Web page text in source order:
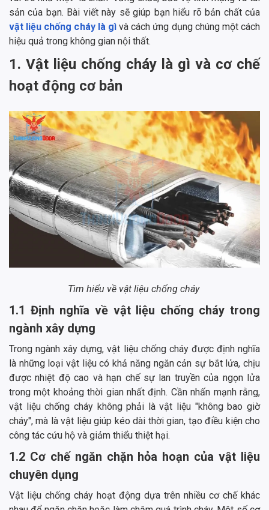
sản của bạn. Bài viết này sẽ giúp bạn hiểu rõ bản chất của
vật liệu chống cháy là gìvà cách ứng dụng chúng một cách
hiệu quả trong không gian nội thất.
1. Vật liệu chống cháy là gì và cơ chế
hoạt động cơ bản
Tìm hiểu về vật liệu chống cháy
1.1 Định nghĩa về vật liệu chống cháy trong
ngành xây dựng
Trong ngành xây dựng, vật liệu chống cháy được định nghĩa
là những loại vật liệu có khả năng ngăn cản sự bắt lửa, chịu
được nhiệt độ cao và hạn chế sự lan truyền của ngọn lửa
trong một khoảng thời gian nhất định. Cần nhấn mạnh rằng,
vật liệu chống cháy không phải là vật liệu "không bao giờ
cháy", mà là vật liệu giúp kéo dài thời gian, tạo điều kiện cho
công tác cứu hộ và giảm thiểu thiệt hại.
1.2 Cơ chế ngăn chặn hỏa hoạn của vật liệu
chuyên dụng
Vật liệu chống cháy hoạt động dựa trên nhiều cơ chế khác